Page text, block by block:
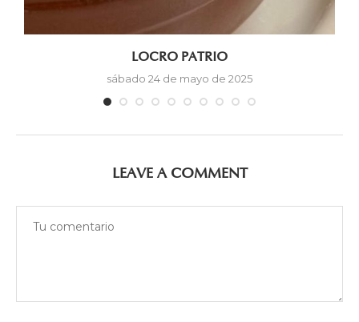
LOCRO PATRIO
sábado 24 de mayo de 2025
LEAVE A COMMENT